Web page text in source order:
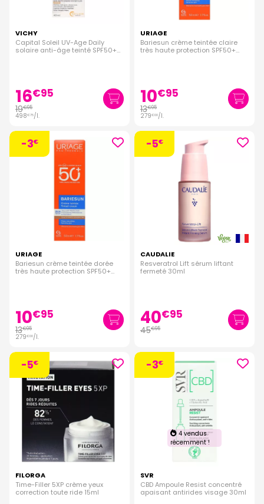
VICHY
Capital Soleil UV-Age Daily
solaire anti-âge teinté SPF50+
16€95
19€95
498€75/l.
URIAGE
Bariesun crème teintée claire
très haute protection SPF50+
10€95
13€95
279€00/l.
-3€
URIAGE
Bariesun crème teintée dorée
très haute protection SPF50+
10€95
13€95
279€00/l.
-5€
CAUDALIE
Resveratrol Lift sérum liftant
fermeté 30ml
40€95
45€95
-5€
FILORGA
Time-Filler 5XP crème yeux
correction toute ride 15ml
-3€
4 vendus
récemment !
SVR
CBD Ampoule Resist concentré
apaisant antirides visage 30ml